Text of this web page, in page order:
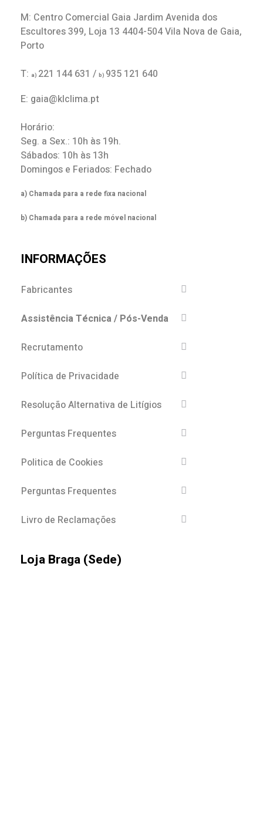
M: Centro Comercial Gaia Jardim Avenida dos
Escultores 399, Loja 13 4404-504 Vila Nova de Gaia,
Porto
T: a) 221 144 631 / b) 935 121 640
E: gaia@klclima.pt
Horário:
Seg. a Sex.: 10h às 19h.
Sábados: 10h às 13h
Domingos e Feriados: Fechado
a) Chamada para a rede fixa nacional
b) Chamada para a rede móvel nacional
INFORMAÇÕES
Fabricantes
Assistência Técnica / Pós-Venda
Recrutamento
Política de Privacidade
Resolução Alternativa de Litígios
Perguntas Frequentes
Politica de Cookies
Perguntas Frequentes
Livro de Reclamações
Loja Braga (Sede)